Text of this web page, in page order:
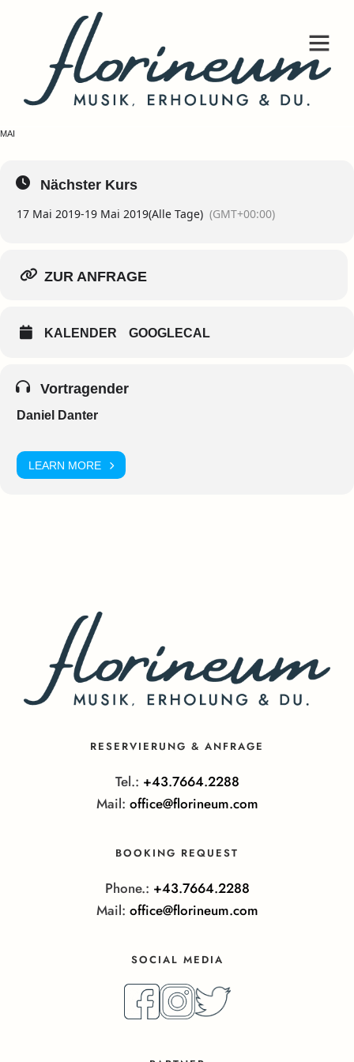
MEISTERKLASSE
MAI
ZUR ANFRAGE (KONTAKTSEITE)
Nächster Kurs
17 Mai 2019-19 Mai 2019(Alle Tage) (GMT+00:00)
ZUR ANFRAGE
KALENDER GOOGLECAL
Vortragender
Daniel Danter
LEARN MORE
RESERVIERUNG & ANFRAGE
Tel.: +43.7664.2288
Mail: office@florineum.com
BOOKING REQUEST
Phone.: +43.7664.2288
Mail: office@florineum.com
SOCIAL MEDIA